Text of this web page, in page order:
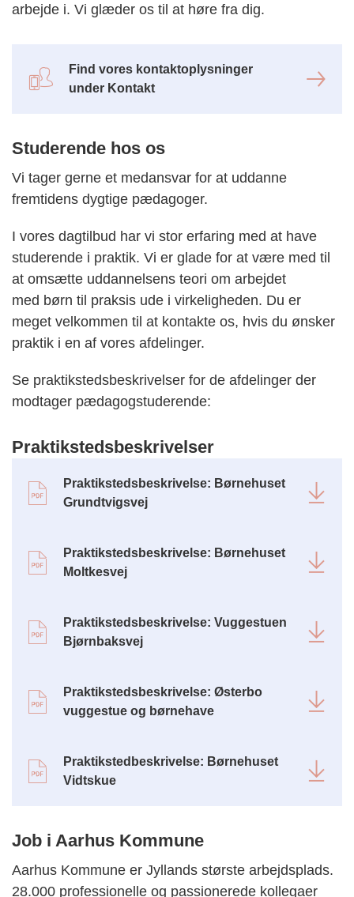
arbejde i. Vi glæder os til at høre fra dig.
Find vores kontaktoplysninger
under Kontakt
Studerende hos os
Vi tager gerne et medansvar for at uddanne
fremtidens dygtige pædagoger.
I vores dagtilbud har vi stor erfaring med at have
studerende i praktik. Vi er glade for at være med til
at omsætte uddannelsens teori om arbejdet
med børn til praksis ude i virkeligheden. Du er
meget velkommen til at kontakte os, hvis du ønsker
praktik i en af vores afdelinger.
Se praktikstedsbeskrivelser for de afdelinger der
modtager pædagogstuderende:
Praktikstedsbeskrivelser
Praktikstedsbeskrivelse: Børnehuset
Grundtvigsvej
Praktikstedsbeskrivelse: Børnehuset
Moltkesvej
Praktikstedsbeskrivelse: Vuggestuen
Bjørnbaksvej
Praktikstedsbeskrivelse: Østerbo
vuggestue og børnehave
Praktikstedbeskrivelse: Børnehuset
Vidtskue
Job i Aarhus Kommune
Aarhus Kommune er Jyllands største arbejdsplads.
28.000 professionelle og passionerede kollegaer